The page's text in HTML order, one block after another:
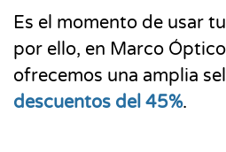
Es el momento de usar
por ello, en Marco
ofrecemos una amplia
descuentos del 45%.